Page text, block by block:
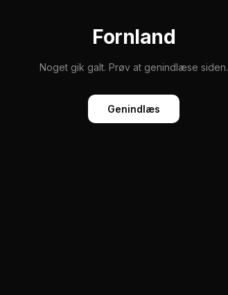
Fornland
Noget gik galt. Prøv at genindlæse siden.
Genindlæs